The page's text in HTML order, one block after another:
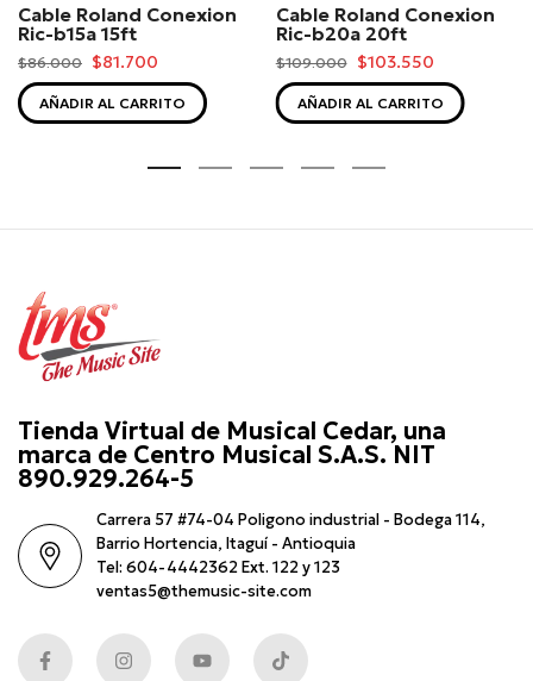
Cable Roland Conexion
Ric-b15a 15ft
$86.000 $81.700
AÑADIR AL CARRITO
Cable Roland Conexion
Ric-b20a 20ft
$109.000 $103.550
AÑADIR AL CARRITO
Tienda Virtual de Musical Cedar, una
marca de Centro Musical S.A.S. NIT
890.929.264-5
Carrera 57 #74-04 Poligono industrial - Bodega 114,
Barrio Hortencia, Itaguí - Antioquia
Tel: 604-4442362 Ext. 122 y 123
ventas5@themusic-site.com